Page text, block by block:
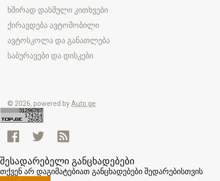
ხშირად დასმული კითხვები
ქირავდება ავტომობილი
ავტოსკოლა და განათლება
საბურავები და დისკები
© 2026, powered byAuto.ge
შესადარებელი განცხადებები
თქვენ არ დაგიმატებიათ განცხადებები შედარებისთვის